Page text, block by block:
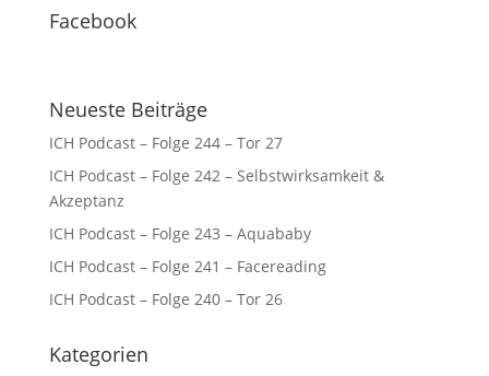
Facebook
Neueste Beiträge
ICH Podcast – Folge 244 – Tor 27
ICH Podcast – Folge 242 – Selbstwirksamkeit &
Akzeptanz
ICH Podcast – Folge 243 – Aquababy
ICH Podcast – Folge 241 – Facereading
ICH Podcast – Folge 240 – Tor 26
Kategorien